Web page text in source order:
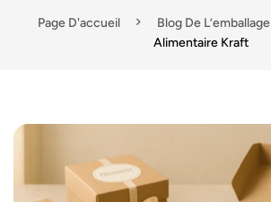
Page D'accueil Blog De L’emballage
Alimentaire Kraft